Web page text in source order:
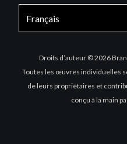
Droits d’auteur © 2026
Toutes les œuvres individuelles
de leurs propriétaires et
conçu à la main